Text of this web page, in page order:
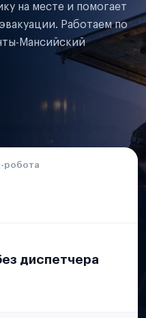
на месте и помогает
Работаем по
Мансийский
робота
диспетчера